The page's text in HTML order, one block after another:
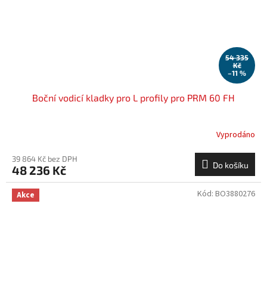
54 335
Kč
–11 %
Boční vodicí kladky pro L profily pro PRM 60 FH
Vyprodáno
39 864 Kč bez DPH
48 236 Kč Do košíku
Akce Kód: BO3880276